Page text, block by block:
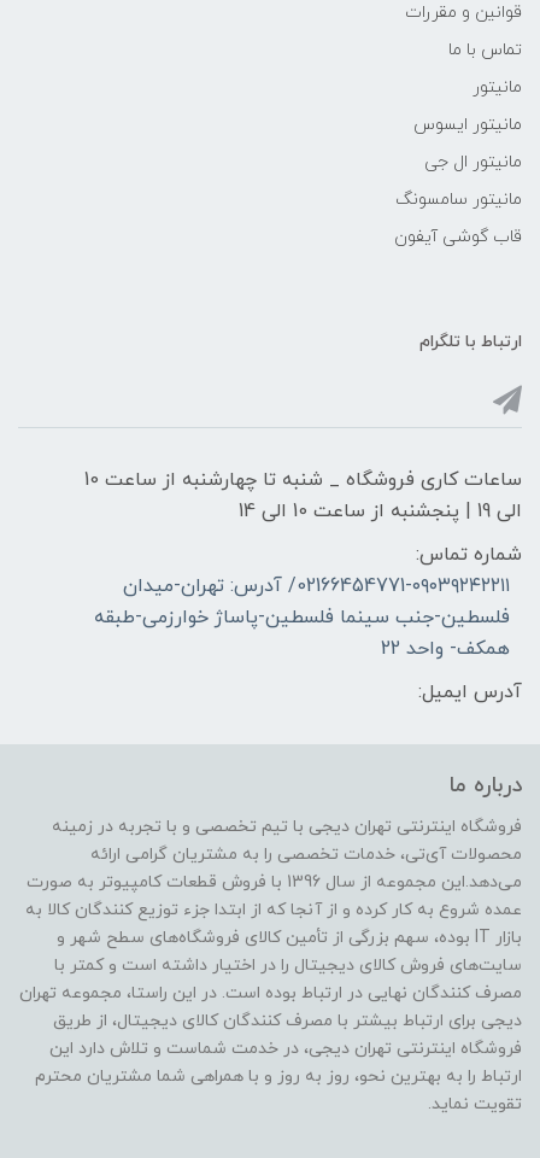
قوانین و مقررات
تماس با ما
مانیتور
مانیتور ایسوس
مانیتور ال جی
مانیتور سامسونگ
قاب گوشی آیفون
ارتباط با تلگرام
ساعات کاری فروشگاه _ شنبه تا چهارشنبه از ساعت 10
الی 19 | پنجشنبه از ساعت 10 الی 14
شماره تماس:
02166454771-۰۹۰۳۹۲۴۲۲۱۱/ آدرس: تهران-میدان
فلسطین-جنب سینما فلسطین-پاساژ خوارزمی-طبقه
همکف- واحد 22
آدرس ایمیل:
درباره ما
فروشگاه اینترنتی تهران دیجی با تیم تخصصی و با تجربه در زمینه
محصولات آی‌تی، خدمات تخصصی را به مشتریان گرامی ارائه
می‌دهد.این مجموعه از سال 1396 با فروش قطعات کامپیوتر به صورت
عمده شروع به کار کرده و از آنجا که از ابتدا جزء توزیع کنندگان کالا به
بازار IT بوده، سهم بزرگی از تأمین کالای فروشگاه‌های سطح شهر و
سایت‌های فروش کالای دیجیتال را در اختیار داشته است و کمتر با
مصرف کنندگان نهایی در ارتباط بوده است. در این راستا، مجموعه تهران
دیجی برای ارتباط بیشتر با مصرف کنندگان کالای دیجیتال، از طریق
فروشگاه اینترنتی تهران دیجی، در خدمت شماست و تلاش دارد این
ارتباط را به بهترین نحو، روز به روز و با همراهی شما مشتریان محترم
تقویت نماید.